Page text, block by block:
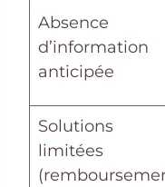
Absence
d’information
anticipée
Solutions
limitées